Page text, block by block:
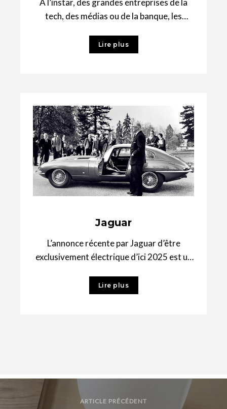
tech, des médias ou de la banque, les
confrontent
Lire plus
Jaguar
L’annonce récente par Jaguar d’être
exclusivement électrique d’ici 2025 est un
britannique. Alors que
Lire plus
ARTICLE PRÉCÉDENT